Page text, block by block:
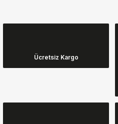
Ücretsiz Kargo